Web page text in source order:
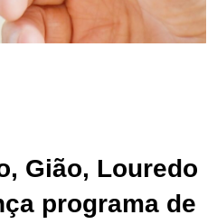
Gião, Louredo
programa de